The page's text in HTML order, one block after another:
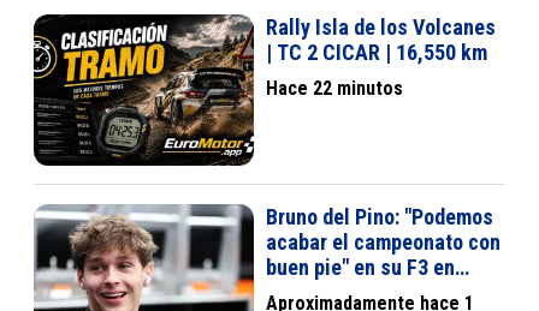
Rally Isla de los Volcanes
| TC 2 CICAR | 16,550 km
Hace 22 minutos
Bruno del Pino: "Podemos
acabar el campeonato con
buen pie" en su F3 en
Madrid
Aproximadamente hace 1